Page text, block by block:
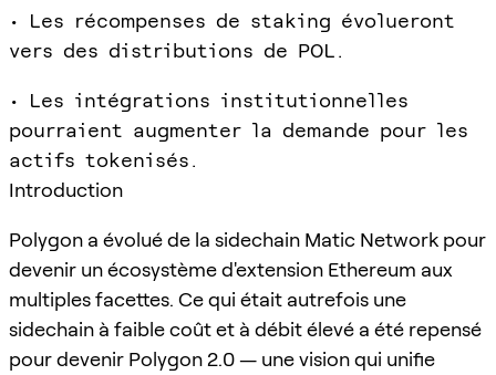
• Les récompenses de staking évolueront
vers des distributions de POL.
• Les intégrations institutionnelles
pourraient augmenter la demande pour les
actifs tokenisés.
Introduction
Polygon a évolué de la sidechain Matic Network pour
devenir un écosystème d'extension Ethereum aux
multiples facettes. Ce qui était autrefois une
sidechain à faible coût et à débit élevé a été repensé
pour devenir Polygon 2.0 — une vision qui unifie